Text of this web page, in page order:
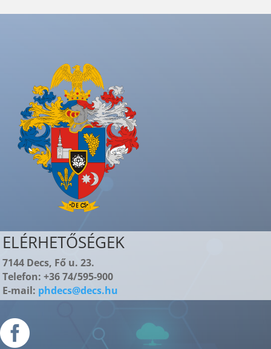
ELÉRHETŐSÉGEK
7144 Decs, Fő u. 23.
Telefon: +36 74/595-900
E-mail: phdecs@decs.hu
